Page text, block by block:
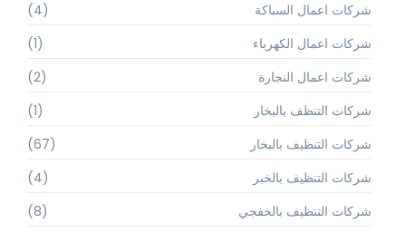
شركات اعمال السباكة
(4)
شركات اعمال الكهرباء
(1)
شركات اعمال النجارة
(2)
شركات التنظف بالبخار
(1)
شركات التنظيف بالبخار
(67)
شركات التنظيف بالخبر
(4)
شركات التنظيف بالخفجي
(8)